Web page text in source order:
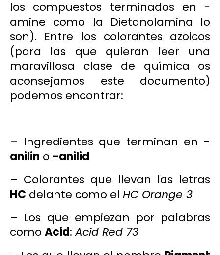
los compuestos terminados en -
amine como la Dietanolamina lo
son). Entre los colorantes azoicos
(para las que quieran leer una
maravillosa clase de química os
aconsejamos este documento)
podemos encontrar:
– Ingredientes que terminan en -
anilin o -anilid
– Colorantes que llevan las letras
HC delante como el HC Orange 3
– Los que empiezan por palabras
como Acid:Acid Red 73